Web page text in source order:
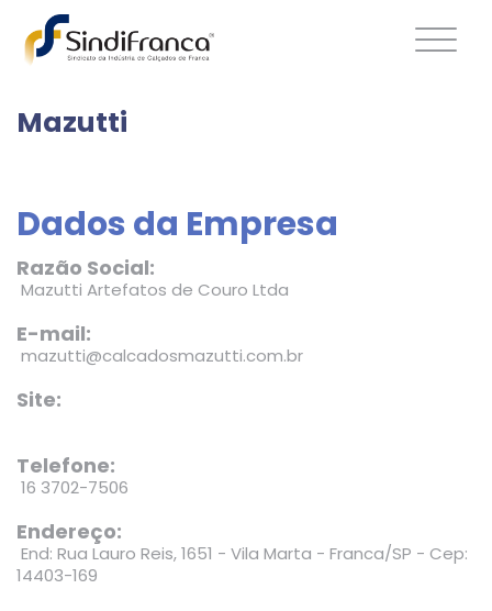
Mazutti
Dados da Empresa
Razão Social:
Mazutti Artefatos de Couro Ltda
E-mail:
mazutti@calcadosmazutti.com.br
Site:
Telefone:
16 3702-7506
Endereço:
End: Rua Lauro Reis, 1651 - Vila Marta - Franca/SP - Cep:
14403-169